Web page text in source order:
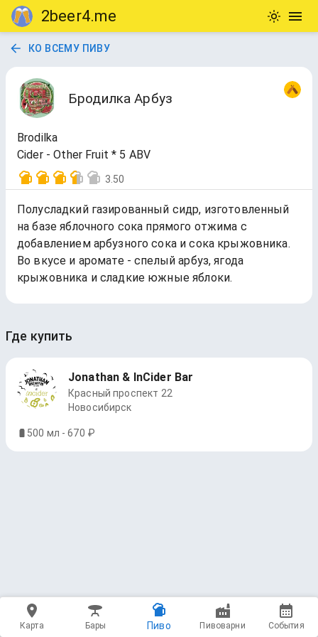
2beer4.me
КО ВСЕМУ ПИВУ
Бродилка Арбуз
Brodilka
Cider - Other Fruit * 5 ABV
3.50
Полусладкий газированный сидр, изготовленный
на базе яблочного сока прямого отжима с
добавлением арбузного сока и сока крыжовника.
Во вкусе и аромате - спелый арбуз, ягода
крыжовника и сладкие южные яблоки.
Где купить
Jonathan & InCider Bar
Красный проспект 22
Новосибирск
500 мл - 670 ₽
Карта Бары Пиво Пивоварни События